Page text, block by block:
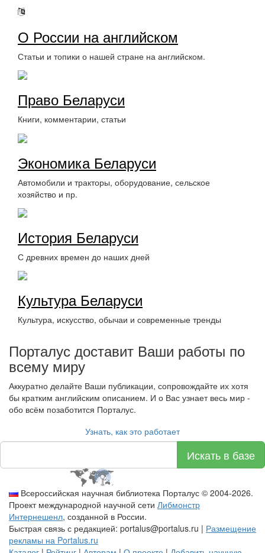
О России на английском
Статьи и топики о нашей стране на английском.
Право Беларуси
Книги, комментарии, статьи
Экономика Беларуси
Автомобили и тракторы, оборудование, сельское
хозяйство и пр.
История Беларуси
С древних времен до наших дней
Культура Беларуси
Культура, искусство, обычаи и современные тренды
Порталус доставит Ваши работы по
всему миру
Аккуратно делайте Ваши публикации, сопровождайте их хотя
бы кратким английским описанием. И о Вас узнает весь мир -
обо всём позаботится Порталус.
Узнать, как это работает
Искать в базе
Всероссийская научная библиотека Порталус © 2004-2026.
Проект международной научной сети Либмонстр
Интернешенл, созданной в России.
Быстрая связь с редакцией: portalus@portalus.ru | Размещение
рекламы на Portalus.ru